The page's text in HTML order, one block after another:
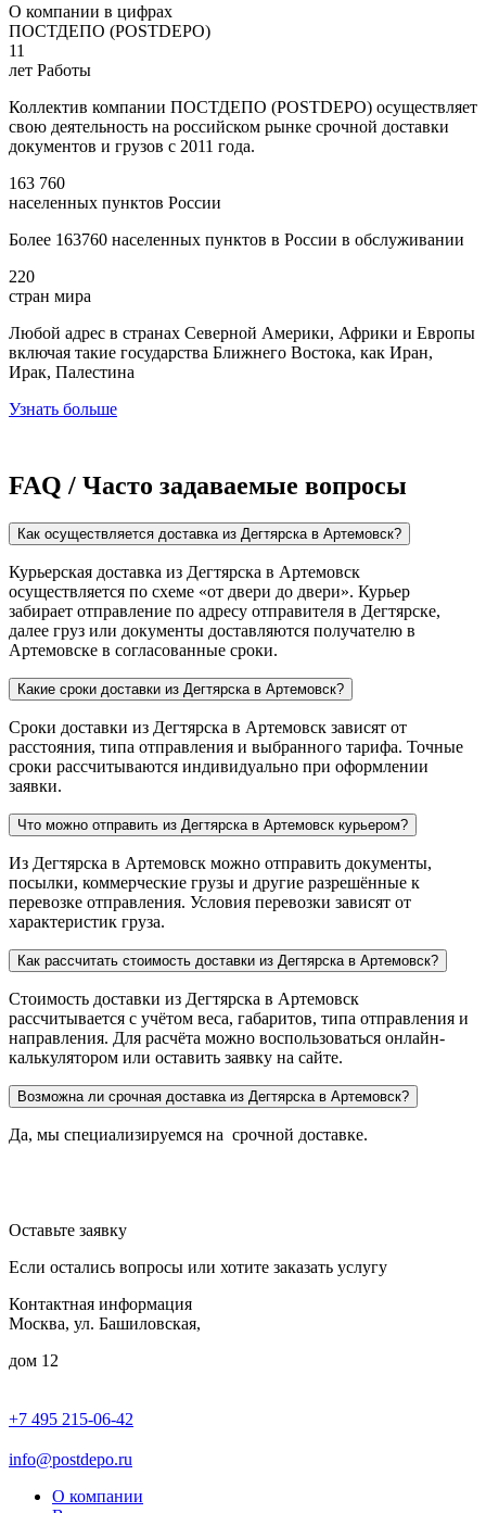
О компании в цифрах
ПОСТДЕПО (POSTDEPO)
11
лет Работы
Коллектив компании ПОСТДЕПО (POSTDEPO) осуществляет
свою деятельность на российском рынке срочной доставки
документов и грузов с 2011 года.
163 760
населенных пунктов России
Более 163760 населенных пунктов в России в обслуживании
220
стран мира
Любой адрес в странах Северной Америки, Африки и Европы
включая такие государства Ближнего Востока, как Иран,
Ирак, Палестина
Узнать больше
FAQ / Часто задаваемые вопросы
Как осуществляется доставка из Дегтярска в Артемовск?
Курьерская доставка из Дегтярска в Артемовск
осуществляется по схеме «от двери до двери». Курьер
забирает отправление по адресу отправителя в Дегтярске,
далее груз или документы доставляются получателю в
Артемовске в согласованные сроки.
Какие сроки доставки из Дегтярска в Артемовск?
Сроки доставки из Дегтярска в Артемовск зависят от
расстояния, типа отправления и выбранного тарифа. Точные
сроки рассчитываются индивидуально при оформлении
заявки.
Что можно отправить из Дегтярска в Артемовск курьером?
Из Дегтярска в Артемовск можно отправить документы,
посылки, коммерческие грузы и другие разрешённые к
перевозке отправления. Условия перевозки зависят от
характеристик груза.
Как рассчитать стоимость доставки из Дегтярска в Артемовск?
Стоимость доставки из Дегтярска в Артемовск
рассчитывается с учётом веса, габаритов, типа отправления и
направления. Для расчёта можно воспользоваться онлайн-
калькулятором или оставить заявку на сайте.
Возможна ли срочная доставка из Дегтярска в Артемовск?
Да, мы специализируемся на срочной доставке.
Оставьте заявку
Если остались вопросы или хотите заказать услугу
Контактная информация
Москва, ул. Башиловская,
дом 12
+7 495 215-06-42
info@postdepo.ru
О компании